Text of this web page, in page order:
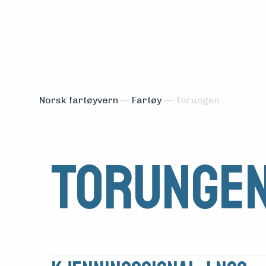
Norsk fartøyvern — Fartøy — Torungen